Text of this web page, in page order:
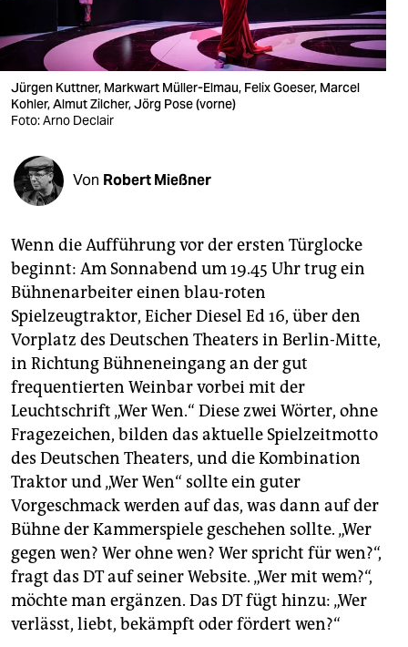
wahrheit
verlag
verlag
shop
fragen & hilfe
unterstützen
abo
genossenschaft
epaper login
Jürgen Kuttner, Markwart Müller-Elmau, Felix Goeser, Marcel
Kohler, Almut Zilcher, Jörg Pose (vorne)
Foto: Arno Declair
Von Robert Mießner
Wenn die Aufführung vor der ersten Türglocke
beginnt: Am Sonnabend um 19.45 Uhr trug ein
Bühnenarbeiter einen blau-roten
Spielzeugtraktor, Eicher Diesel Ed 16, über den
Vorplatz des Deutschen Theaters in Berlin-Mitte,
in Richtung Bühneneingang an der gut
frequentierten Weinbar vorbei mit der
Leuchtschrift „Wer Wen.“ Diese zwei Wörter, ohne
Fragezeichen, bilden das aktuelle Spielzeitmotto
des Deutschen Theaters, und die Kombination
Traktor und „Wer Wen“ sollte ein guter
Vorgeschmack werden auf das, was dann auf der
Bühne der Kammerspiele geschehen sollte. „Wer
gegen wen? Wer ohne wen? Wer spricht für wen?“,
fragt das DT auf seiner Website. „Wer mit wem?“,
möchte man ergänzen. Das DT fügt hinzu: „Wer
verlässt, liebt, bekämpft oder fördert wen?“